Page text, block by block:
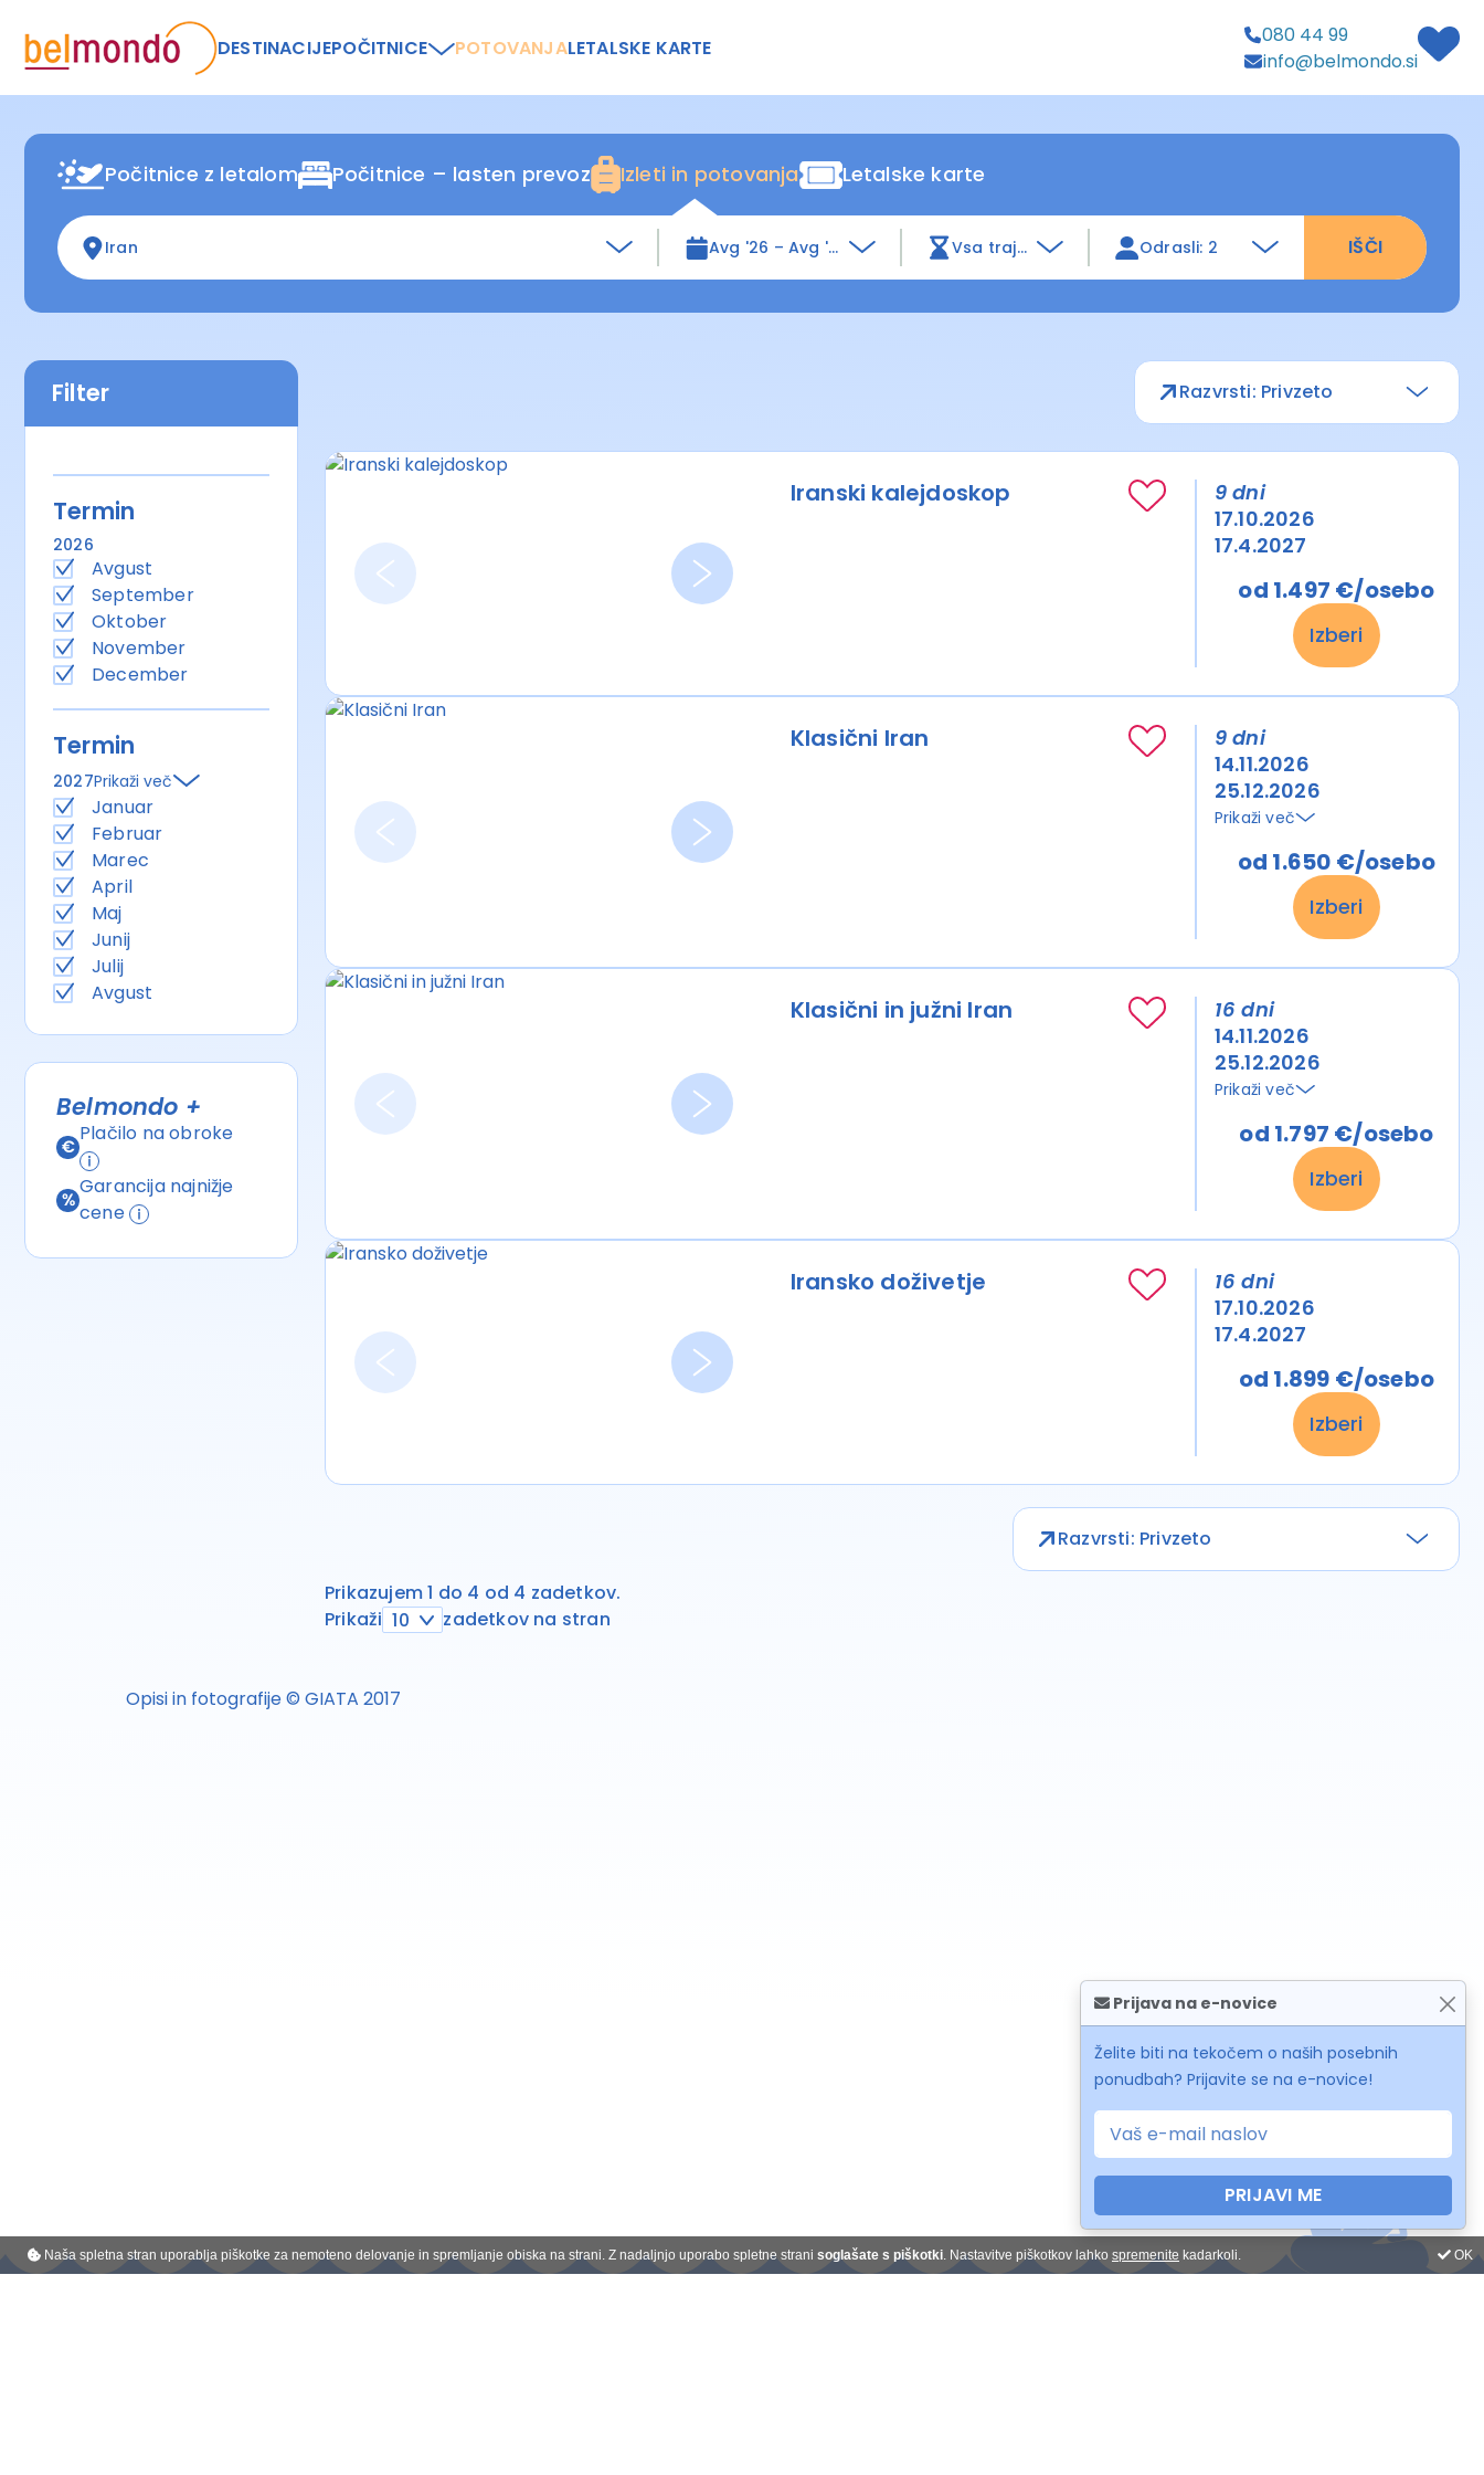
DESTINACIJEPOČITNICE POTOVANJALETALSKE KARTE
080 44 99
info@belmondo.si
Počitnice z letalom Počitnice – lasten prevoz Izleti in potovanja Letalske karte
Iran Avg '26 – Avg '27 Vsa trajanja Odrasli: 2 IŠČI
Filter
Termin
2026
Avgust
September
Oktober
November
December
Termin
2027Prikaži več
Januar
Februar
Marec
April
Maj
Junij
Julij
Avgust
Belmondo +
Plačilo na obroke
Garancija najnižje
cene
Razvrsti: Privzeto
Iranski kalejdoskop
9 dni
17.10.2026
17.4.2027
od 1.497 €/osebo
Izberi
Klasični Iran
9 dni
14.11.2026
25.12.2026
Prikaži več
od 1.650 €/osebo
Izberi
Klasični in južni Iran
16 dni
14.11.2026
25.12.2026
Prikaži več
od 1.797 €/osebo
Izberi
Iransko doživetje
16 dni
17.10.2026
17.4.2027
od 1.899 €/osebo
Izberi
Razvrsti: Privzeto
Prikazujem 1 do 4 od 4 zadetkov.
Prikaži 10 zadetkov na stran
Opisi in fotografije © GIATA 2017
Prijava na e-novice
Želite biti na tekočem o naših posebnih
ponudbah? Prijavite se na e-novice!
PRIJAVI ME
Naša spletna stran uporablja piškotke za nemoteno delovanje in spremljanje obiska na strani. Z nadaljnjo uporabo spletne strani soglašate s piškotki. Nastavitve piškotkov lahko spremenite kadarkoli. OK